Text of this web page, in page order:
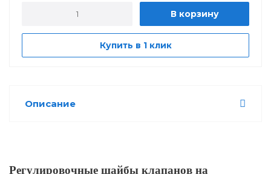
В корзину
Купить в 1 клик
Описание
Регулировочные шайбы клапанов на